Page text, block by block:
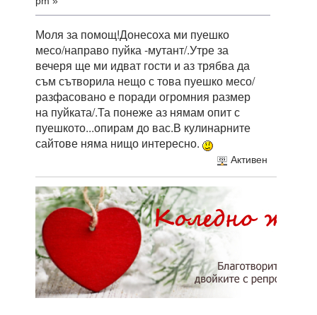
Моля за помощ!Донесоха ми пуешко
месо/направо пуйка -мутант/.Утре за
вечеря ще ми идват гости и аз трябва да
съм сътворила нещо с това пуешко месо/
разфасовано е поради огромния размер
на пуйката/.Та понеже аз нямам опит с
пуешкото...опирам до вас.В кулинарните
сайтове няма нищо интересно.
Активен